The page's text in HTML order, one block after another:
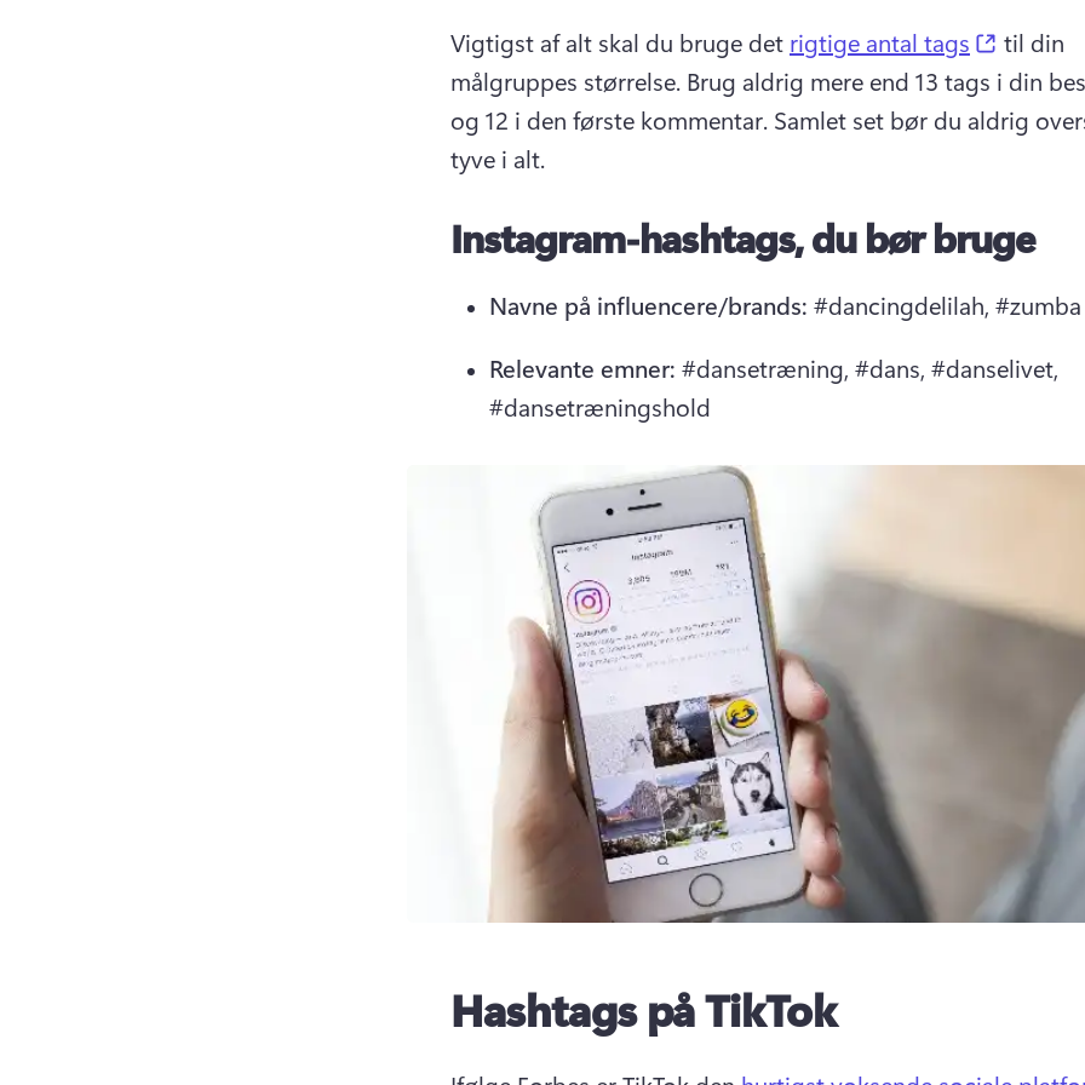
Vigtigst af alt skal du bruge det rigtige antal tags (opens
til din
målgruppes størrelse. Brug aldrig mere end 13 tags i din
og 12 i den første kommentar. Samlet set bør du aldrig
tyve i alt.
Instagram-hashtags, du bør bruge
Navne på influencere/brands: #dancingdelilah, #zumba
Relevante emner: #dansetræning, #dans, #danselivet,
#dansetræningshold
Hashtags på TikTok